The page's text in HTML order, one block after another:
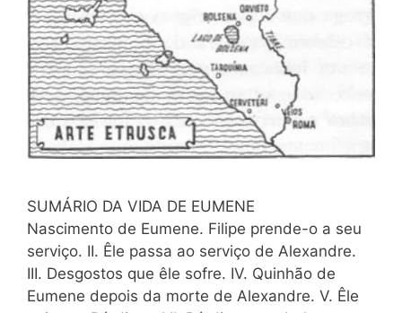
SUMÁRIO DA VIDA DE EUMENE
Nascimento de Eumene. Filipe prende-o a seu
serviço. II. Êle passa ao serviço de Alexandre.
III. Desgostos que êle sofre. IV. Quinhão de
Eumene depois da morte de Alexandre. V. Êle